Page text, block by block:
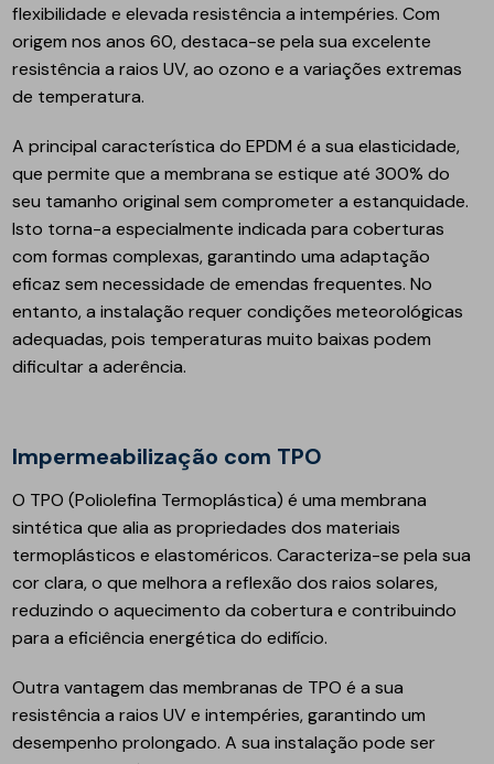
flexibilidade e elevada resistência a intempéries. Com
origem nos anos 60, destaca-se pela sua excelente
resistência a raios UV, ao ozono e a variações extremas
de temperatura.
A principal característica do EPDM é a sua elasticidade,
que permite que a membrana se estique até 300% do
seu tamanho original sem comprometer a estanquidade.
Isto torna-a especialmente indicada para coberturas
com formas complexas, garantindo uma adaptação
eficaz sem necessidade de emendas frequentes. No
entanto, a instalação requer condições meteorológicas
adequadas, pois temperaturas muito baixas podem
dificultar a aderência.
Impermeabilização com TPO
O TPO (Poliolefina Termoplástica) é uma membrana
sintética que alia as propriedades dos materiais
termoplásticos e elastoméricos. Caracteriza-se pela sua
cor clara, o que melhora a reflexão dos raios solares,
reduzindo o aquecimento da cobertura e contribuindo
para a eficiência energética do edifício.
Outra vantagem das membranas de TPO é a sua
resistência a raios UV e intempéries, garantindo um
desempenho prolongado. A sua instalação pode ser